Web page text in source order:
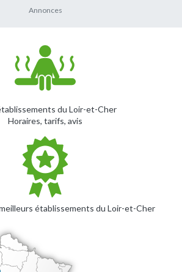
du Loir-et-Cher
Horaires, tarifs, avis
établissements du Loir-et-Cher